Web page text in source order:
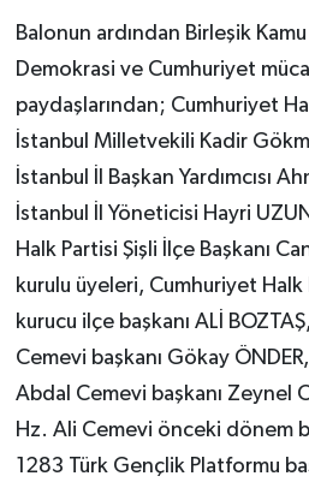
Balonun ardından Birleşik
Demokrasi ve Cumhuriyet
paydaşlarından; Cumhuriyet
İstanbul Milletvekili Kadir
İstanbul İl Başkan Yardımcısı
İstanbul İl Yöneticisi Hayri
Halk Partisi Şişli İlçe Başkanı
kurulu üyeleri, Cumhuriyet
kurucu ilçe başkanı ALİ
Cemevi başkanı Gökay
Abdal Cemevi başkanı Zeynel
Hz. Ali Cemevi önceki dönem
1283 Türk Gençlik Platformu